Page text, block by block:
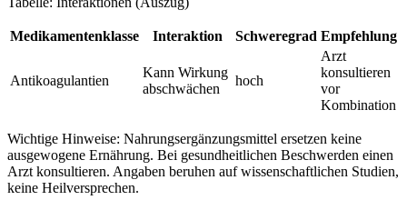
Medikamentenklasse Interaktion Schweregrad Empfehlung
Antikoagulantien
Kann Wirkung
abschwächen
hoch
Arzt
konsultieren
vor
Kombination
Wichtige Hinweise: Nahrungsergänzungsmittel ersetzen keine
ausgewogene Ernährung. Bei gesundheitlichen Beschwerden einen
Arzt konsultieren. Angaben beruhen auf wissenschaftlichen Studien,
keine Heilversprechen.